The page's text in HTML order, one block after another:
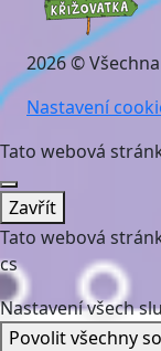
2026 ©
Nastavení
Tato webová
Zavřít
Tato webová
cs
Nastavení všech
Povolit všechny